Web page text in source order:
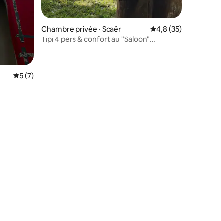
Note moyenne de 5 sur 5, 7 commentaires
5 (7)
Chambre privée · Scaër Note moyenne de
4,8 (35)
Tipi 4 pers & confort au "Saloon"